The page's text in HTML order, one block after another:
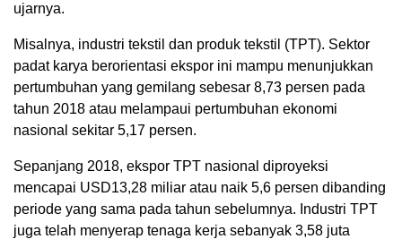
ujarnya.
Misalnya, industri tekstil dan produk tekstil (TPT). Sektor
padat karya berorientasi ekspor ini mampu menunjukkan
pertumbuhan yang gemilang sebesar 8,73 persen pada
tahun 2018 atau melampaui pertumbuhan ekonomi
nasional sekitar 5,17 persen.
Sepanjang 2018, ekspor TPT nasional diproyeksi
mencapai USD13,28 miliar atau naik 5,6 persen dibanding
periode yang sama pada tahun sebelumnya. Industri TPT
juga telah menyerap tenaga kerja sebanyak 3,58 juta